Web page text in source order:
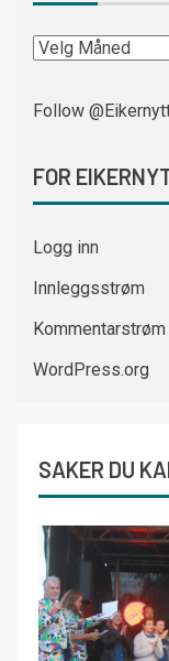
Follow
FOR
Logg inn
Innleggsstrøm
Kommentarstrøm
WordPress.org
SAKER DU